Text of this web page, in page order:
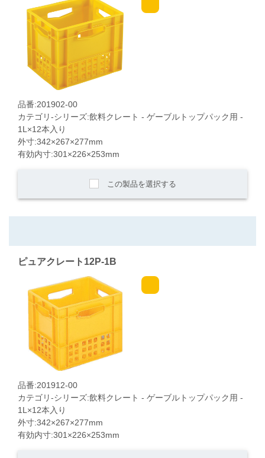
品番:201902-00
カテゴリ-シリーズ:飲料クレート - ゲーブルトップパック用 -
1L×12本入り
外寸:342×267×277mm
有効内寸:301×226×253mm
この製品を選択する
ピュアクレート12P-1B
品番:201912-00
カテゴリ-シリーズ:飲料クレート - ゲーブルトップパック用 -
1L×12本入り
外寸:342×267×277mm
有効内寸:301×226×253mm